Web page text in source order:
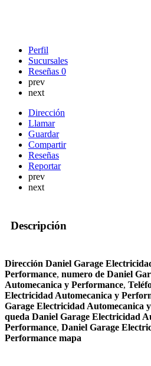
Perfil
Sucursales
Reseñas 0
prev
next
Dirección
Llamar
Guardar
Compartir
Reseñas
Reportar
prev
next
Descripción
Dirección Daniel Garage
Performance, numero de Daniel
Automecanica y Performance,
Electricidad Automecanica y
Garage Electricidad Automecanica
queda Daniel Garage Electricidad
Performance, Daniel Garage
Performance mapa